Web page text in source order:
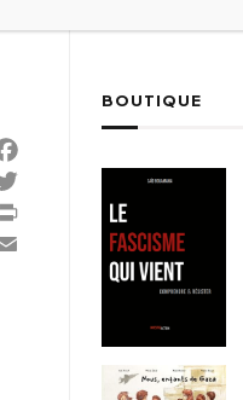
PrintFriendly
BOUTIQUE